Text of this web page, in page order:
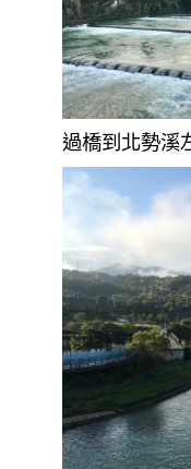
過橋到北勢溪